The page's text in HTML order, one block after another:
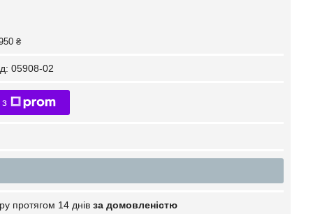
₴
05908-02
протягом 14 днів за домовленістю